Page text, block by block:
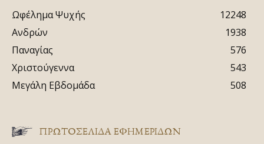
Ωφέλημα Ψυχής
12248
Ανδρών
1938
Παναγίας
576
Χριστούγεννα
543
Μεγάλη Εβδομάδα
508
ΠΡΩΤΟΣΈΛΙΔΑ ΕΦΗΜΕΡΊΔΩΝ